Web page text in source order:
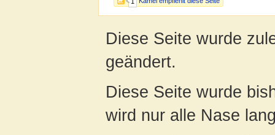
Diese Seite wurde
geändert.
Diese Seite wurde
wird nur alle Nase